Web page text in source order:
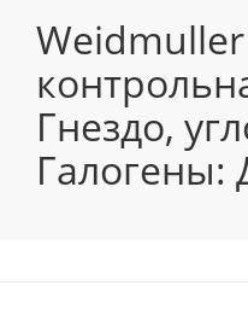
Weidmuller
Гнездо,
Галогены: